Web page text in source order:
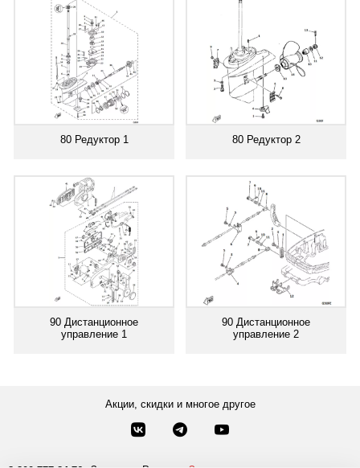
80 Редуктор 1 80 Редуктор 2
90 Дистанционное
управление 1
90 Дистанционное
управление 2
Акции, скидки и многое другое